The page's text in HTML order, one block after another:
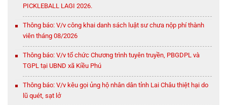
PICKLEBALL LAGI 2026.
Thông báo: V/v công khai danh sách luật sư chưa nộp phí thành
viên tháng 08/2026
Thông báo: V/v tổ chức Chương trình tuyên truyền, PBGDPL và
TGPL tại UBND xã Kiều Phú
Thông báo: V/v kêu gọi ủng hộ nhân dân tỉnh Lai Châu thiệt hại do
lũ quét, sạt lở